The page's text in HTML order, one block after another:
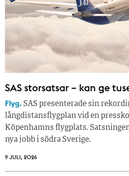
SAS storsatsar – kan ge
Flyg.SAS presenterade sin
långdistansflygplan vid en
Köpenhamns flygplats.
nya jobb i södra Sverige.
9 JULI, 2026